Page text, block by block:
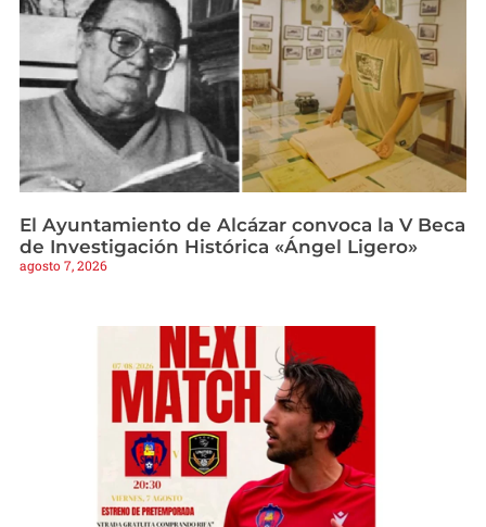
El Ayuntamiento de Alcázar convoca la V Beca
de Investigación Histórica «Ángel Ligero»
agosto 7, 2026